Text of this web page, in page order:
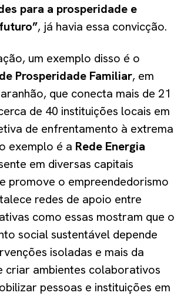
para a prosperidade e
, já havia essa convicção.
um exemplo disso é o
Prosperidade Familiar, em
que conecta mais de 21
de 40 instituições locais em
de enfrentamento à extrema
exemplo é a Rede Energia
em diversas capitais
promove o empreendedorismo
redes de apoio entre
como essas mostram que o
social sustentável depende
isoladas e mais da
criar ambientes colaborativos
pessoas e instituições em